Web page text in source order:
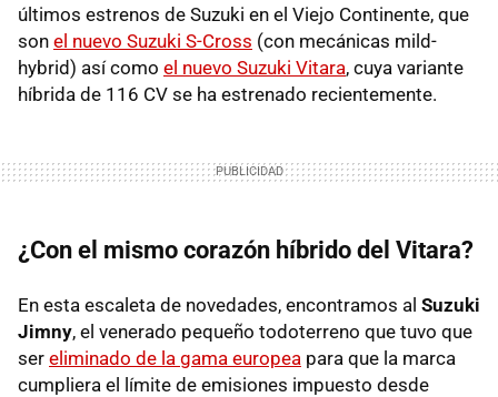
últimos estrenos de Suzuki en el Viejo Continente, que
son el nuevo Suzuki S-Cross (con mecánicas mild-
hybrid) así como el nuevo Suzuki Vitara, cuya variante
híbrida de 116 CV se ha estrenado recientemente.
¿Con el mismo corazón híbrido del Vitara?
En esta escaleta de novedades, encontramos al Suzuki
Jimny, el venerado pequeño todoterreno que tuvo que
ser eliminado de la gama europea para que la marca
cumpliera el límite de emisiones impuesto desde